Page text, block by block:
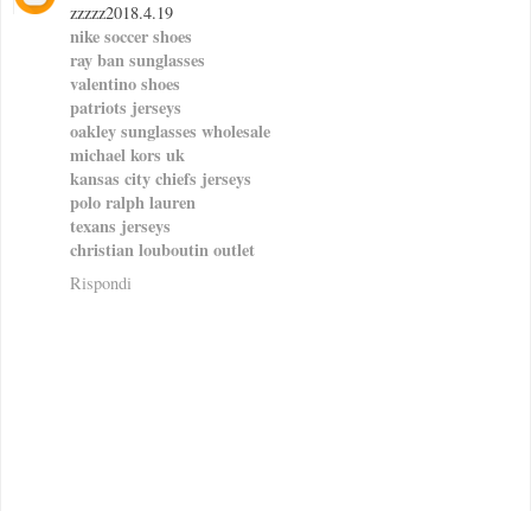
zzzzz2018.4.19
nike soccer shoes
ray ban sunglasses
valentino shoes
patriots jerseys
oakley sunglasses wholesale
michael kors uk
kansas city chiefs jerseys
polo ralph lauren
texans jerseys
christian louboutin outlet
Rispondi